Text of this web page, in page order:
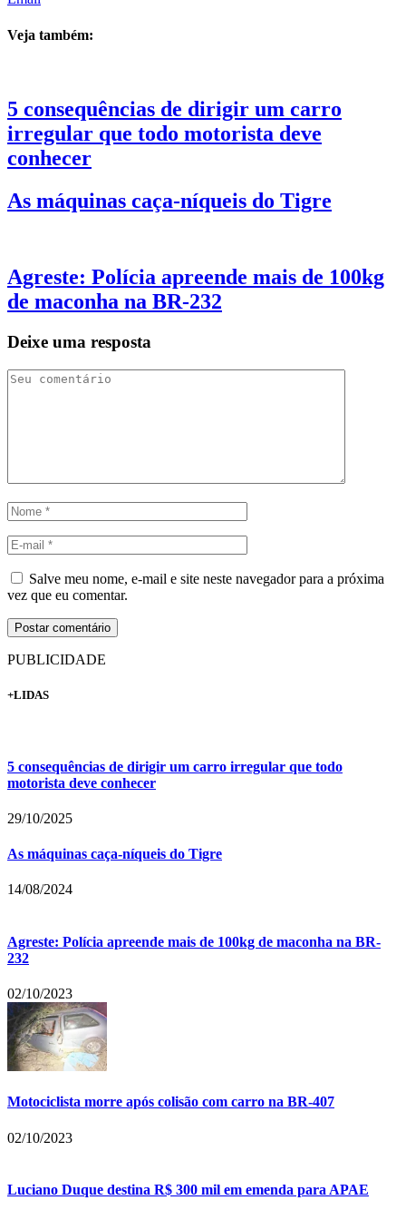
Veja também:
5 consequências de dirigir um carro
irregular que todo motorista deve
conhecer
As máquinas caça-níqueis do Tigre
Agreste: Polícia apreende mais de 100kg
de maconha na BR-232
Deixe uma resposta
Salve meu nome, e-mail e site neste navegador para a próxima
vez que eu comentar.
PUBLICIDADE
+LIDAS
5 consequências de dirigir um carro irregular que todo
motorista deve conhecer
29/10/2025
As máquinas caça-níqueis do Tigre
14/08/2024
Agreste: Polícia apreende mais de 100kg de maconha na BR-
232
02/10/2023
Motociclista morre após colisão com carro na BR-407
02/10/2023
Luciano Duque destina R$ 300 mil em emenda para APAE